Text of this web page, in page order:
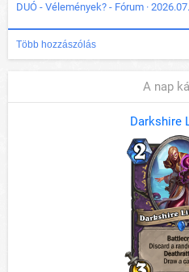
DUÓ - Vélemények? - Fórum ·
Több hozzászólás
A nap
Darkshire